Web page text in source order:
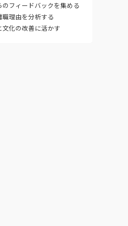
のフィードバックを集める
職理由を分析する
文化の改善に活かす